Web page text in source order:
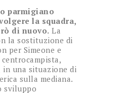
parmigiano
la squadra,
di nuovo. La
la sostituzione di
per Simeone e
una situazione di
sulla mediana.
sviluppo